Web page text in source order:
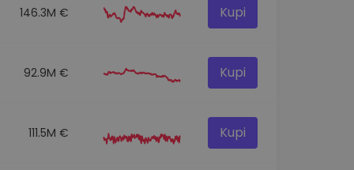
146.3M € Kupi
92.9M € Kupi
111.5M € Kupi